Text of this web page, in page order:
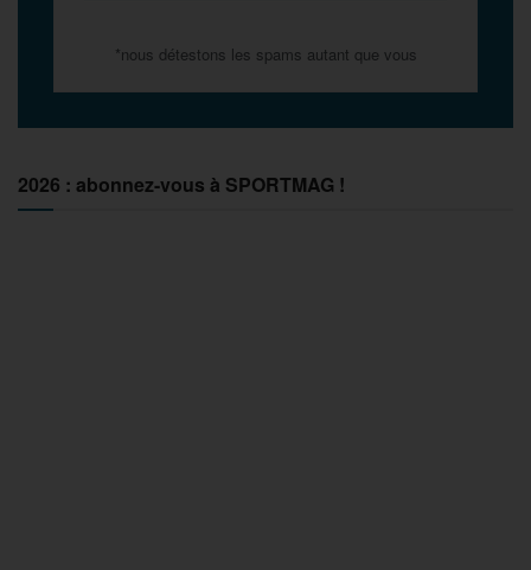
*nous détestons les spams autant que vous
2026 : abonnez-vous à SPORTMAG !